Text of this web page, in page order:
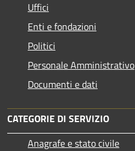
Uffici
Enti e fondazioni
Politici
Personale Amministrativo
Documenti e dati
CATEGORIE DI SERVIZIO
Anagrafe e stato civile